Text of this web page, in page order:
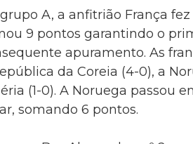
A, a anfitrião França
9 pontos garantindo o
apuramento. As
da Coreia (4-0), a
(1-0). A Noruega passou
somando 6 pontos.